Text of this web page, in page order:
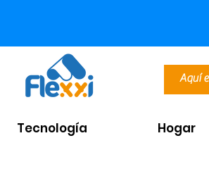
Tecnología Hogar